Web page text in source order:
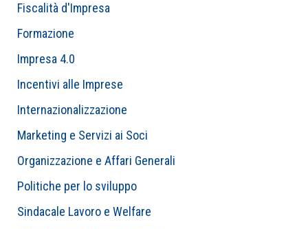
Fiscalità d'Impresa
Formazione
Impresa 4.0
Incentivi alle Imprese
Internazionalizzazione
Marketing e Servizi ai Soci
Organizzazione e Affari Generali
Politiche per lo sviluppo
Sindacale Lavoro e Welfare